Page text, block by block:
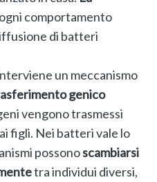
comportamento
di batteri
un meccanismo
genico
vengono trasmessi
figli. Nei batteri vale lo
possonoscambiarsi
tra individui diversi,